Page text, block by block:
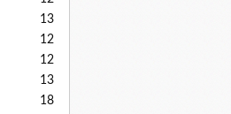
13
12
12
13
18